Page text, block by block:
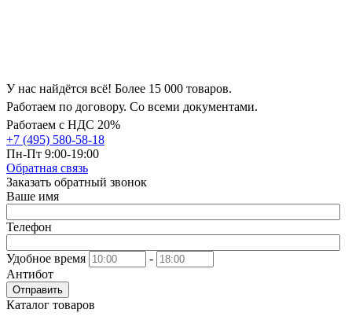
У нас найдётся всё! Более 15 000 товаров.
Работаем по договору. Со всеми документами.
Работаем с НДС 20%
+7 (495) 580-58-18
Пн-Пт 9:00-19:00
Обратная связь
Заказать обратный звонок
Ваше имя
Телефон
Удобное время
-
Антибот
Отправить
Каталог товаров